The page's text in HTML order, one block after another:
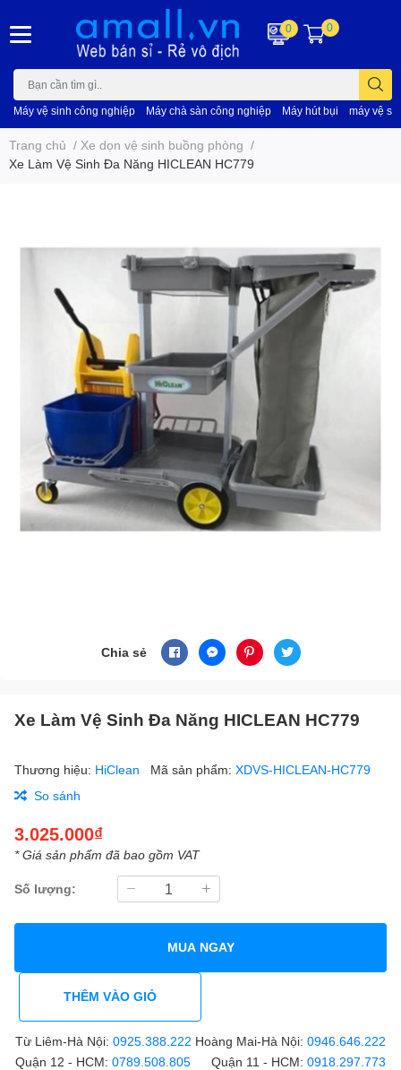
Máy vệ sinh công nghiệp Máy chà sàn công nghiệp Máy hút bụi máy vệ
0 0
Trang chủ / Xe dọn vệ sinh buồng phòng /
Xe Làm Vệ Sinh Đa Năng HICLEAN HC779
Chia sẻ
Xe Làm Vệ Sinh Đa Năng HICLEAN HC779
Thương hiệu: HiClean Mã sản phẩm: XDVS-HICLEAN-HC779
So sánh
3.025.000₫
* Giá sản phẩm đã bao gồm VAT
Số lượng:
MUA NGAY
THÊM VÀO GIỎ
Từ Liêm-Hà Nội: 0925.388.222 Hoàng Mai-Hà Nội: 0946.646.222
Quận 12 - HCM: 0789.508.805 Quận 11 - HCM: 0918.297.773